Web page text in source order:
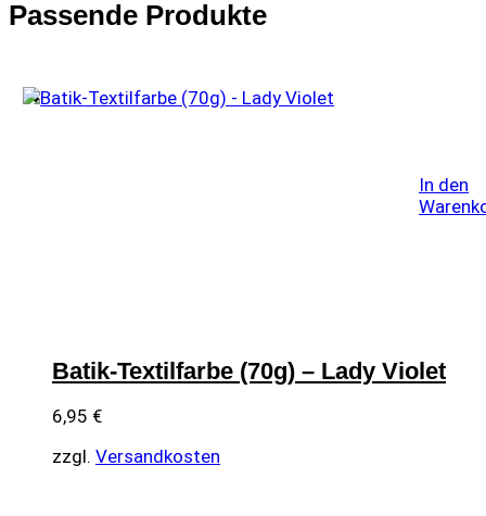
Passende Produkte
In den
Batik-Textilfarbe (70g) – Lady Violet
6,95 €
zzgl. Versandkosten